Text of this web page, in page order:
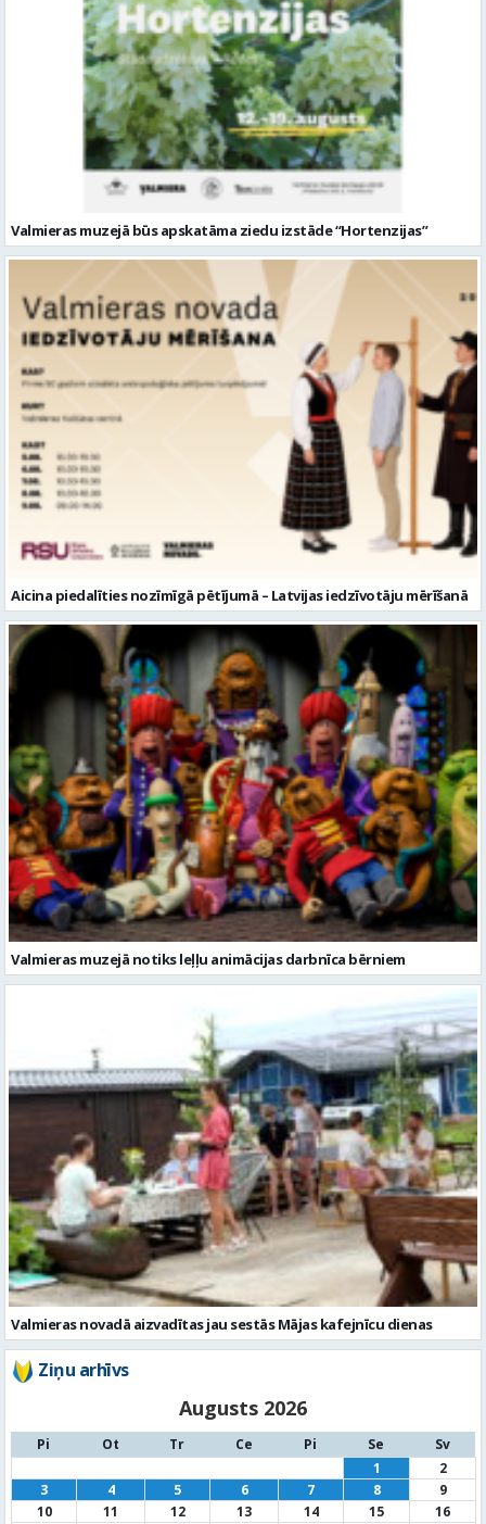
Valmieras muzejā būs apskatāma ziedu izstāde “Hortenzijas”
Aicina piedalīties nozīmīgā pētījumā – Latvijas iedzīvotāju mērīšanā
Valmieras muzejā notiks leļļu animācijas darbnīca bērniem
Valmieras novadā aizvadītas jau sestās Mājas kafejnīcu dienas
Ziņu arhīvs
Augusts 2026
Pi Ot Tr Ce Pi Se
Sv
1
2
3
4 5 6 7 8
9
10
11 12 13 14 15 16